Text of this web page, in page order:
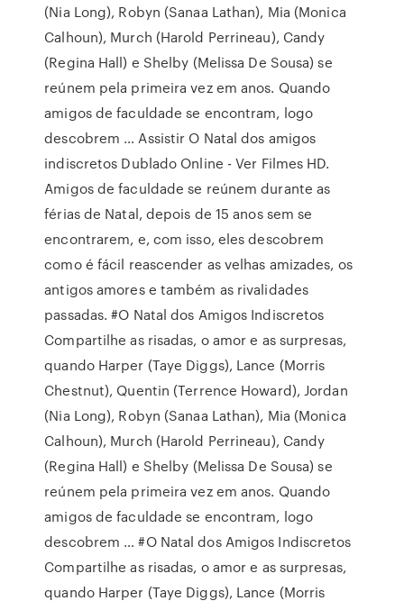
(Nia Long), Robyn (Sanaa Lathan), Mia (Monica
Calhoun), Murch (Harold Perrineau), Candy
(Regina Hall) e Shelby (Melissa De Sousa) se
reúnem pela primeira vez em anos. Quando
amigos de faculdade se encontram, logo
descobrem … Assistir O Natal dos amigos
indiscretos Dublado Online - Ver Filmes HD.
Amigos de faculdade se reúnem durante as
férias de Natal, depois de 15 anos sem se
encontrarem, e, com isso, eles descobrem
como é fácil reascender as velhas amizades, os
antigos amores e também as rivalidades
passadas. #O Natal dos Amigos Indiscretos
Compartilhe as risadas, o amor e as surpresas,
quando Harper (Taye Diggs), Lance (Morris
Chestnut), Quentin (Terrence Howard), Jordan
(Nia Long), Robyn (Sanaa Lathan), Mia (Monica
Calhoun), Murch (Harold Perrineau), Candy
(Regina Hall) e Shelby (Melissa De Sousa) se
reúnem pela primeira vez em anos. Quando
amigos de faculdade se encontram, logo
descobrem … #O Natal dos Amigos Indiscretos
Compartilhe as risadas, o amor e as surpresas,
quando Harper (Taye Diggs), Lance (Morris